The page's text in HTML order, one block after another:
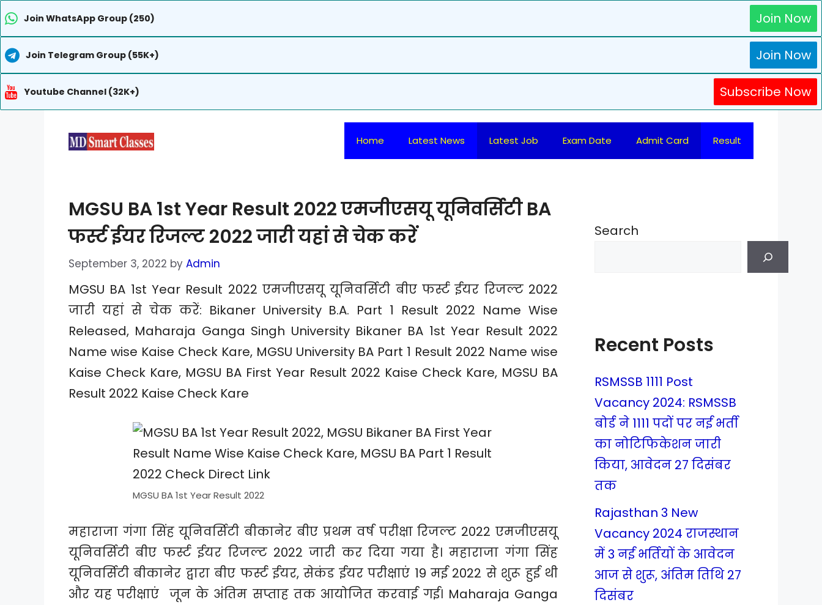
Join WhatsApp Group (250) Join Now
Join Telegram Group (55K+) Join Now
Youtube Channel (32K+)
Subscribe Now
Home Latest News Latest Job Exam Date Admit Card Result
MGSU BA 1st Year Result 2022 एमजीएसयू यूनिवर्सिटी BA
फर्स्ट ईयर रिजल्ट 2022 जारी यहां से चेक करें
September 3, 2022 by Admin
MGSU BA 1st Year Result 2022 एमजीएसयू यूनिवर्सिटी बीए फर्स्ट ईयर रिजल्ट 2022
जारी यहां से चेक करें: Bikaner University B.A. Part 1 Result 2022 Name Wise
Released, Maharaja Ganga Singh University Bikaner BA 1st Year Result 2022
Name wise Kaise Check Kare, MGSU University BA Part 1 Result 2022 Name wise
Kaise Check Kare, MGSU BA First Year Result 2022 Kaise Check Kare, MGSU BA
Result 2022 Kaise Check Kare
MGSU BA 1st Year Result 2022
महाराजा गंगा सिंह यूनिवर्सिटी बीकानेर बीए प्रथम वर्ष परीक्षा रिजल्ट 2022 एमजीएसयू
यूनिवर्सिटी बीए फर्स्ट ईयर रिजल्ट 2022 जारी कर दिया गया है। महाराजा गंगा सिंह
यूनिवर्सिटी बीकानेर द्वारा बीए फर्स्ट ईयर, सेकंड ईयर परीक्षाएं 19 मई 2022 से शुरू हुई थी
और यह परीक्षाएं जून के अंतिम सप्ताह तक आयोजित करवाई गई। Maharaja Ganga
Search
Recent Posts
RSMSSB 1111 Post
Vacancy 2024: RSMSSB
बोर्ड ने 1111 पदों पर नई भर्ती
का नोटिफिकेशन जारी
किया, आवेदन 27 दिसंबर
तक
Rajasthan 3 New
Vacancy 2024 राजस्थान
में 3 नई भर्तियों के आवेदन
आज से शुरू, अंतिम तिथि 27
दिसंबर